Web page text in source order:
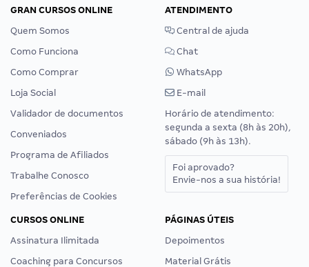
GRAN CURSOS ONLINE
Quem Somos
Como Funciona
Como Comprar
Loja Social
Validador de documentos
Conveniados
Programa de Afiliados
Trabalhe Conosco
Preferências de Cookies
ATENDIMENTO
Central de ajuda
Chat
WhatsApp
E-mail
Horário de atendimento:
segunda a sexta (8h às 20h),
sábado (9h às 13h).
Foi aprovado?
Envie-nos a sua história!
CURSOS ONLINE
Assinatura Ilimitada
Coaching para Concursos
PÁGINAS ÚTEIS
Depoimentos
Material Grátis